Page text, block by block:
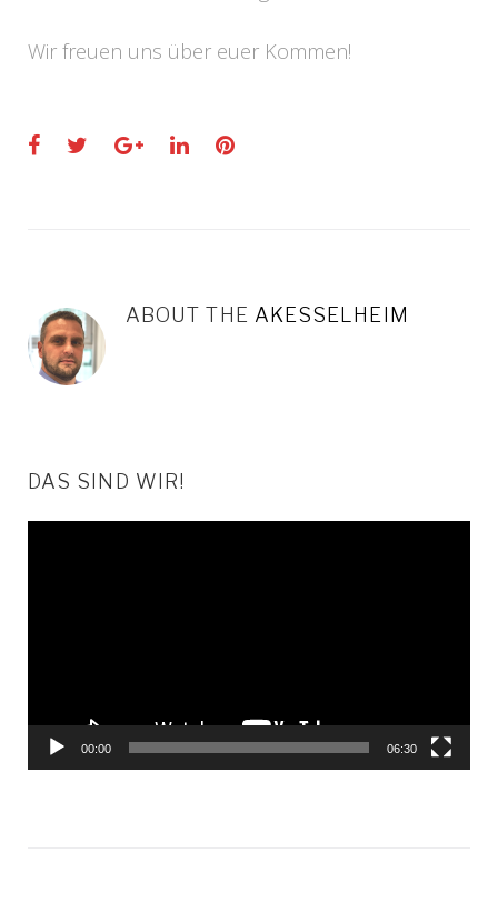
Wir freuen uns über euer Kommen!
Facebook
TwitterGoogle+LinkedInPinterest
ABOUT THE AKESSELHEIM
DAS SIND WIR!
00:00 06:30